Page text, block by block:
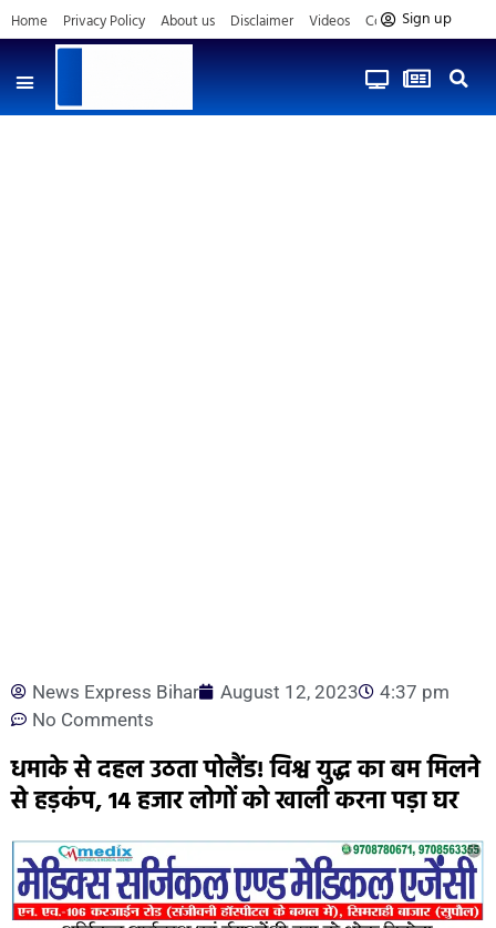
Home Privacy Policy About us Disclaimer Videos Contact us
Sign up
News Express Bihar August 12, 2023
4:37 pm
No Comments
धमाके से दहल उठता पोलैंड! विश्व युद्ध का बम मिलने
से हड़कंप, 14 हजार लोगों को खाली करना पड़ा घर